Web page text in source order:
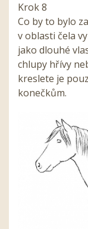
Krok 8
Co by to bylo
v oblasti čela
jako dlouhé
chlupy hřívy
kreslete je
konečkům.